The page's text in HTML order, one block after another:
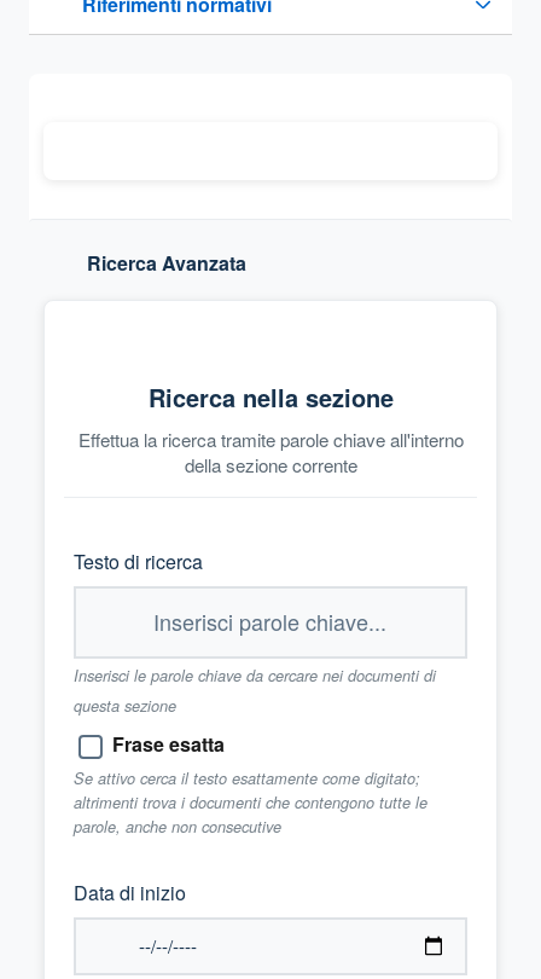
Sezione compressa
Ricerca Avanzata
Ricerca nella sezione
Effettua la ricerca tramite parole chiave all'interno
della sezione corrente
Testo di ricerca
Inserisci le parole chiave da cercare nei documenti di
questa sezione
Frase esatta
Se attivo cerca il testo esattamente come digitato;
altrimenti trova i documenti che contengono tutte le
parole, anche non consecutive
Data di inizio